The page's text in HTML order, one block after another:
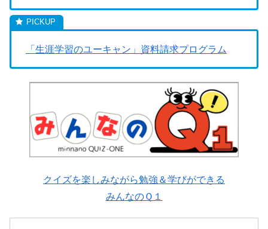
「生涯学習のユーキャン」資料請求プログラム
クイズを楽しみながら勉強＆学びができる
みんなのＱ１